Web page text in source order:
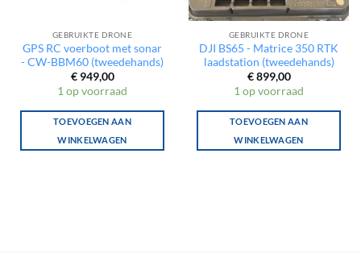
GEBRUIKTE DRONE
GPS RC voerboot met sonar
- CW-BBM60 (tweedehands)
€949,00
1 op voorraad
TOEVOEGEN AAN
WINKELWAGEN
GEBRUIKTE DRONE
DJI BS65 - Matrice 350 RTK
laadstation (tweedehands)
€899,00
1 op voorraad
TOEVOEGEN AAN
WINKELWAGEN